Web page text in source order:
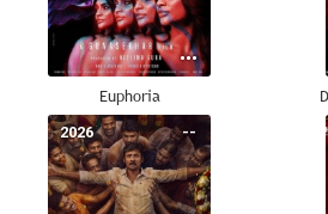
Euphoria
--
2026